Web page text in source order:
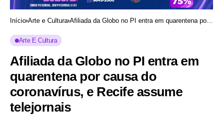
Início Arte e Cultura Afiliada da Globo no PI entra em quarentena por
Arte E Cultura
Afiliada da Globo no PI entra em
quarentena por causa do
coronavírus, e Recife assume
telejornais